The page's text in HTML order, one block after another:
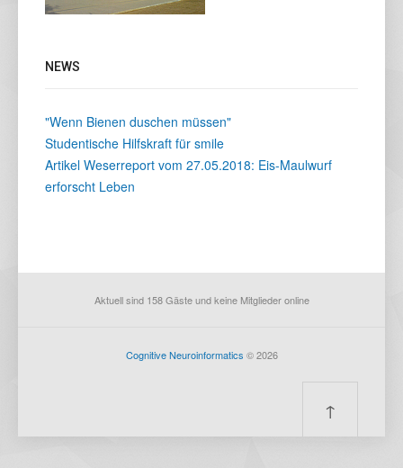
NEWS
"Wenn Bienen duschen müssen"
Studentische Hilfskraft für smile
Artikel Weserreport vom 27.05.2018: Eis-Maulwurf
erforscht Leben
Aktuell sind 158 Gäste und keine Mitglieder online
Cognitive Neuroinformatics © 2026
↑